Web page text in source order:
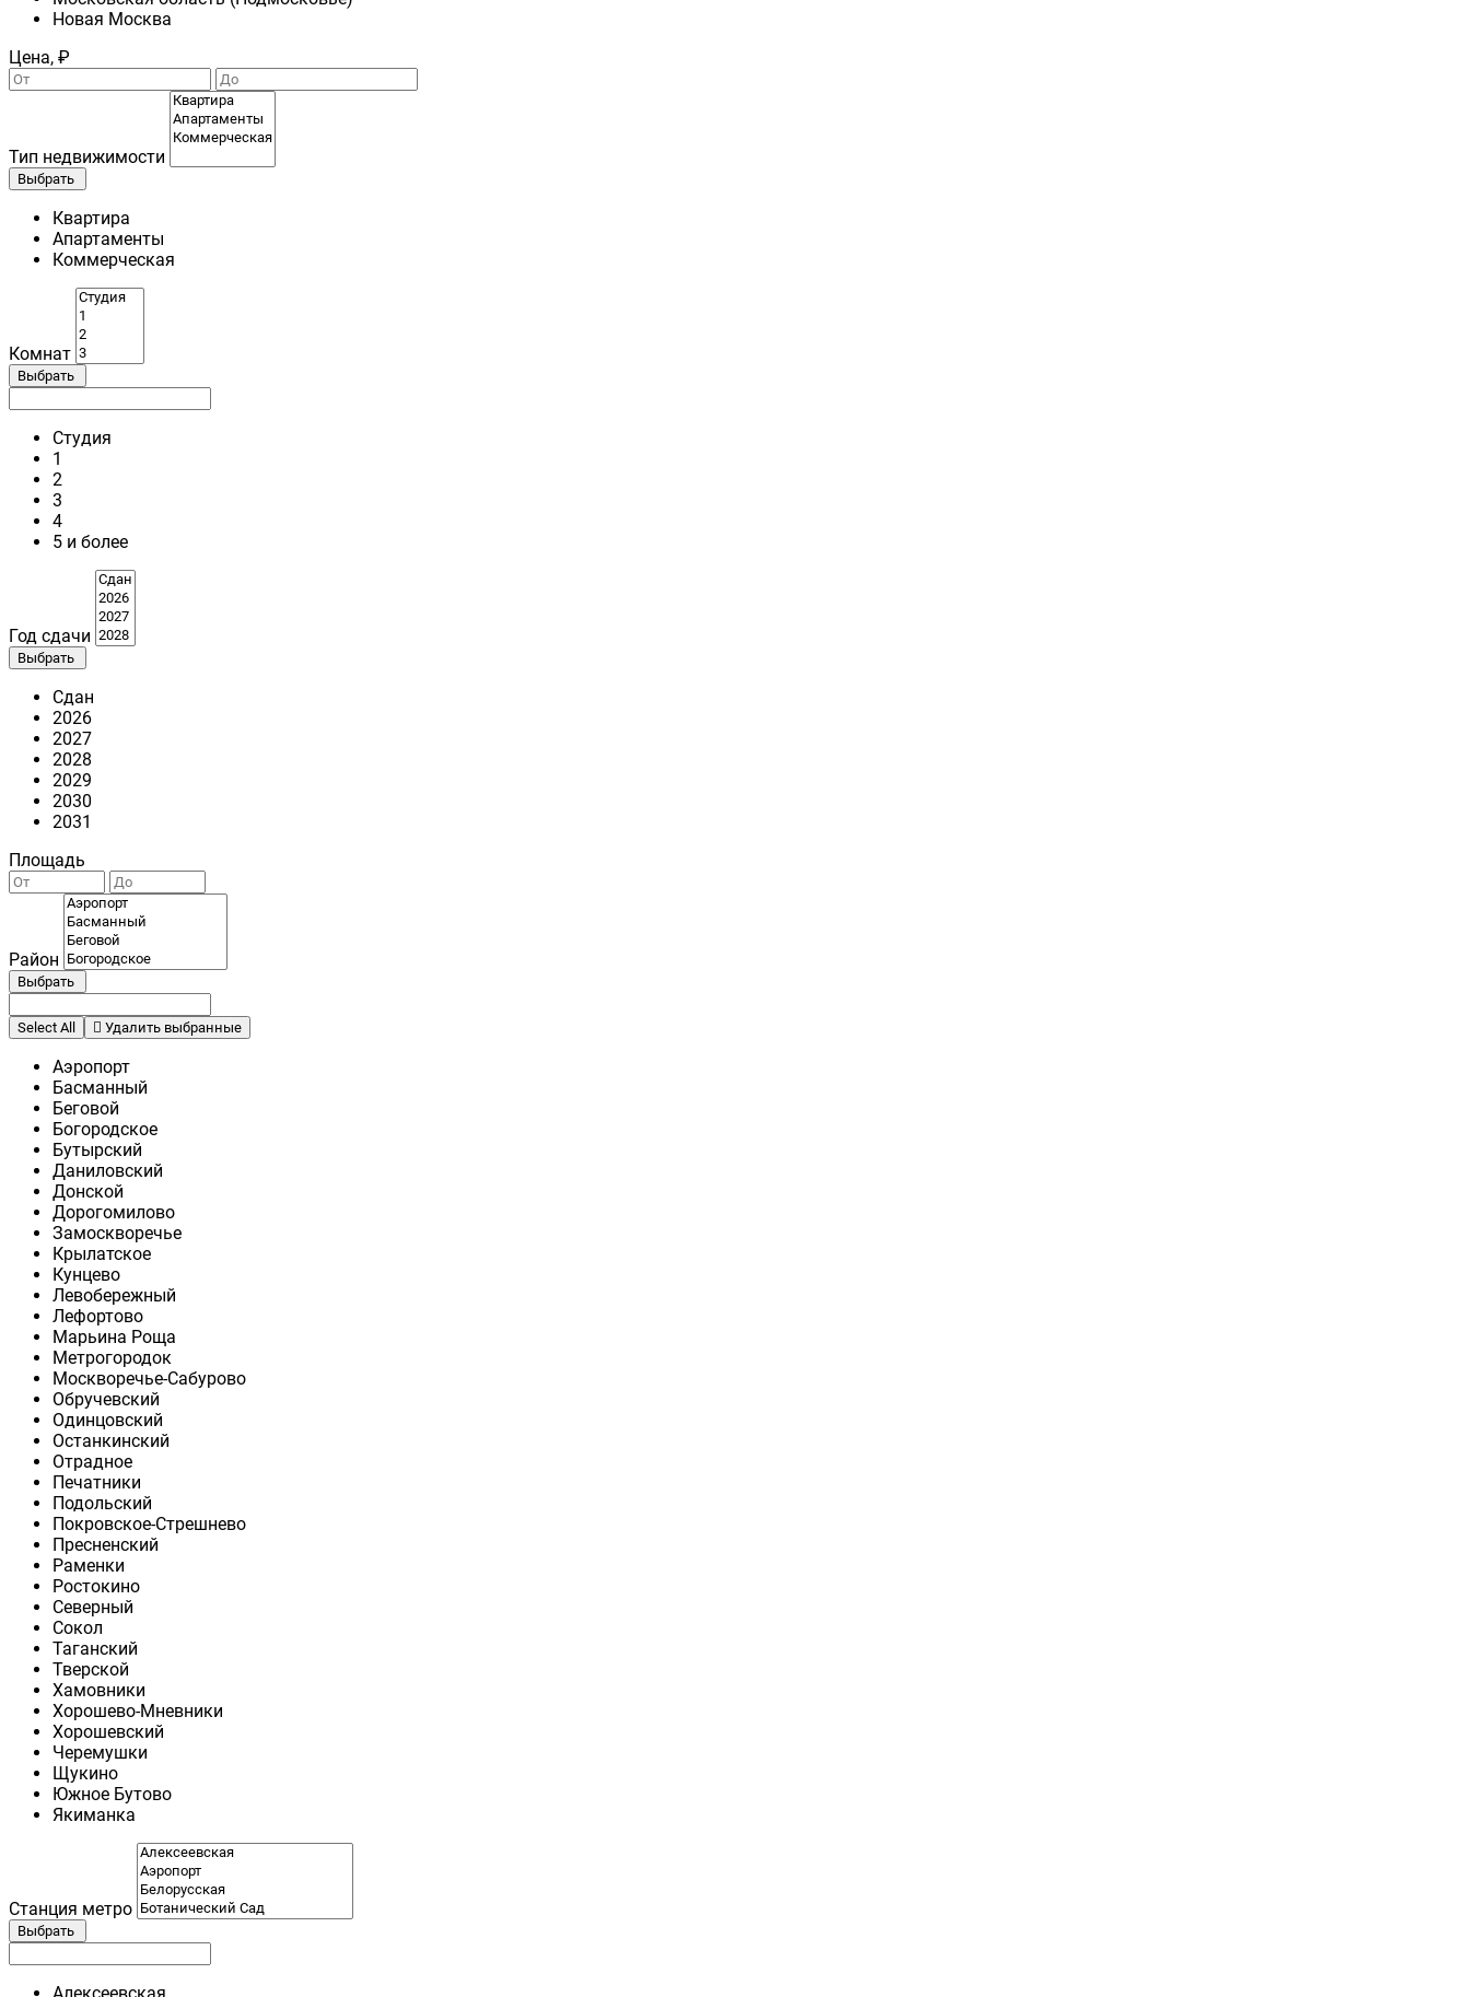
Новая Москва
Цена, ₽
Тип недвижимости
Выбрать
Квартира
Апартаменты
Коммерческая
Комнат
Выбрать
Студия
1
2
3
4
5 и более
Год сдачи
Выбрать
Сдан
2026
2027
2028
2029
2030
2031
Площадь
Район
Выбрать
Select All Удалить выбранные
Аэропорт
Басманный
Беговой
Богородское
Бутырский
Даниловский
Донской
Дорогомилово
Замоскворечье
Крылатское
Кунцево
Левобережный
Лефортово
Марьина Роща
Метрогородок
Москворечье-Сабурово
Обручевский
Одинцовский
Останкинский
Отрадное
Печатники
Подольский
Покровское-Стрешнево
Пресненский
Раменки
Ростокино
Северный
Сокол
Таганский
Тверской
Хамовники
Хорошево-Мневники
Хорошевский
Черемушки
Щукино
Южное Бутово
Якиманка
Станция метро
Выбрать